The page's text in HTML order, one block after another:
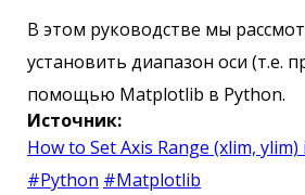
В этом руководстве мы
установить диапазон оси (т.е.
помощью Matplotlib в Python.
Источник:
How to Set Axis Range (xlim,
#Python #Matplotlib